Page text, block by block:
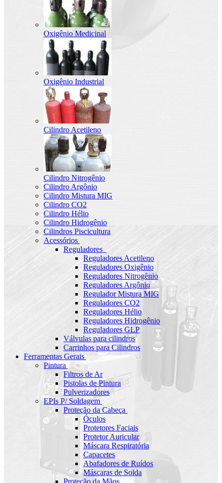
Oxigênio Medicinal
Oxigênio Industrial
Cilindro Acetileno
Cilindro Nitrogênio
Cilindro Argônio
Cilindro Mistura MIG
Cilindro CO2
Cilindro Hélio
Cilindro Hidrogênio
Cilindros Piscicultura
Acessórios
Reguladores
Reguladores Acetileno
Reguladores Oxigênio
Reguladores Nitrogênio
Reguladores Argônio
Regulador Mistura MIG
Reguladores CO2
Reguladores Hélio
Reguladores Hidrogênio
Reguladores GLP
Válvulas para cilindros
Carrinhos para Cilindros
Ferramentas Gerais
Pintura
Filtros de Ar
Pistolas de Pintura
Pulverizadores
EPIs P/ Soldagem
Proteção da Cabeça
Óculos
Protetores Faciais
Protetor Auricular
Máscara Respiratória
Capacetes
Abafadores de Ruídos
Máscaras de Solda